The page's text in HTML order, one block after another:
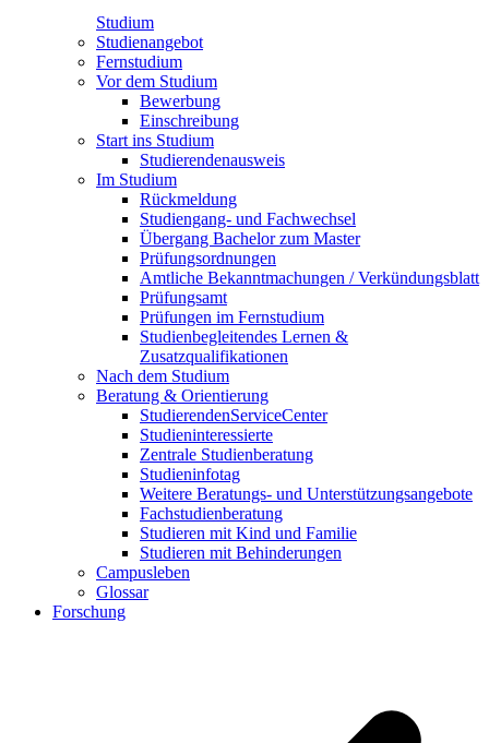
Studium
Studienangebot
Fernstudium
Vor dem Studium
Bewerbung
Einschreibung
Start ins Studium
Studierendenausweis
Im Studium
Rückmeldung
Studiengang- und Fachwechsel
Übergang Bachelor zum Master
Prüfungsordnungen
Amtliche Bekanntmachungen / Verkündungsblatt
Prüfungsamt
Prüfungen im Fernstudium
Studienbegleitendes Lernen &
Zusatzqualifikationen
Nach dem Studium
Beratung & Orientierung
StudierendenServiceCenter
Studieninteressierte
Zentrale Studienberatung
Studieninfotag
Weitere Beratungs- und Unterstützungsangebote
Fachstudienberatung
Studieren mit Kind und Familie
Studieren mit Behinderungen
Campusleben
Glossar
Forschung